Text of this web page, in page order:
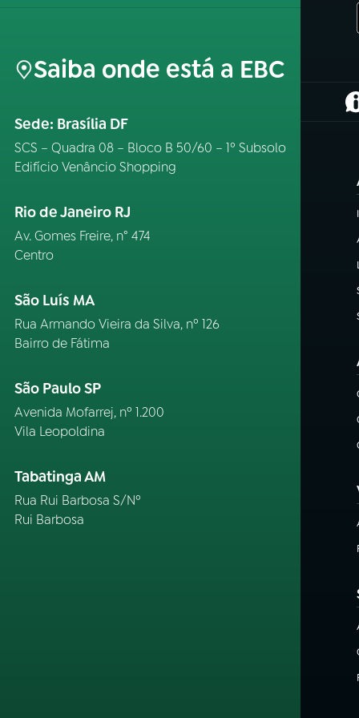
Saiba onde está a EBC
Sede: Brasília DF
SCS – Quadra 08 – Bloco B 50/60 – 1º Subsolo
Edifício Venâncio Shopping
Rio de Janeiro RJ
Av. Gomes Freire, n° 474
Centro
São Luís MA
Rua Armando Vieira da Silva, nº 126
Bairro de Fátima
São Paulo SP
Avenida Mofarrej, nº 1.200
Vila Leopoldina
Tabatinga AM
Rua Rui Barbosa S/Nº
Rui Barbosa